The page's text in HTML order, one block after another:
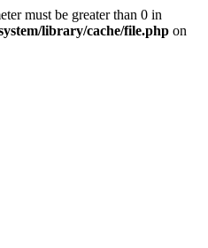
must be greater than 0 in
library/cache/file.php on